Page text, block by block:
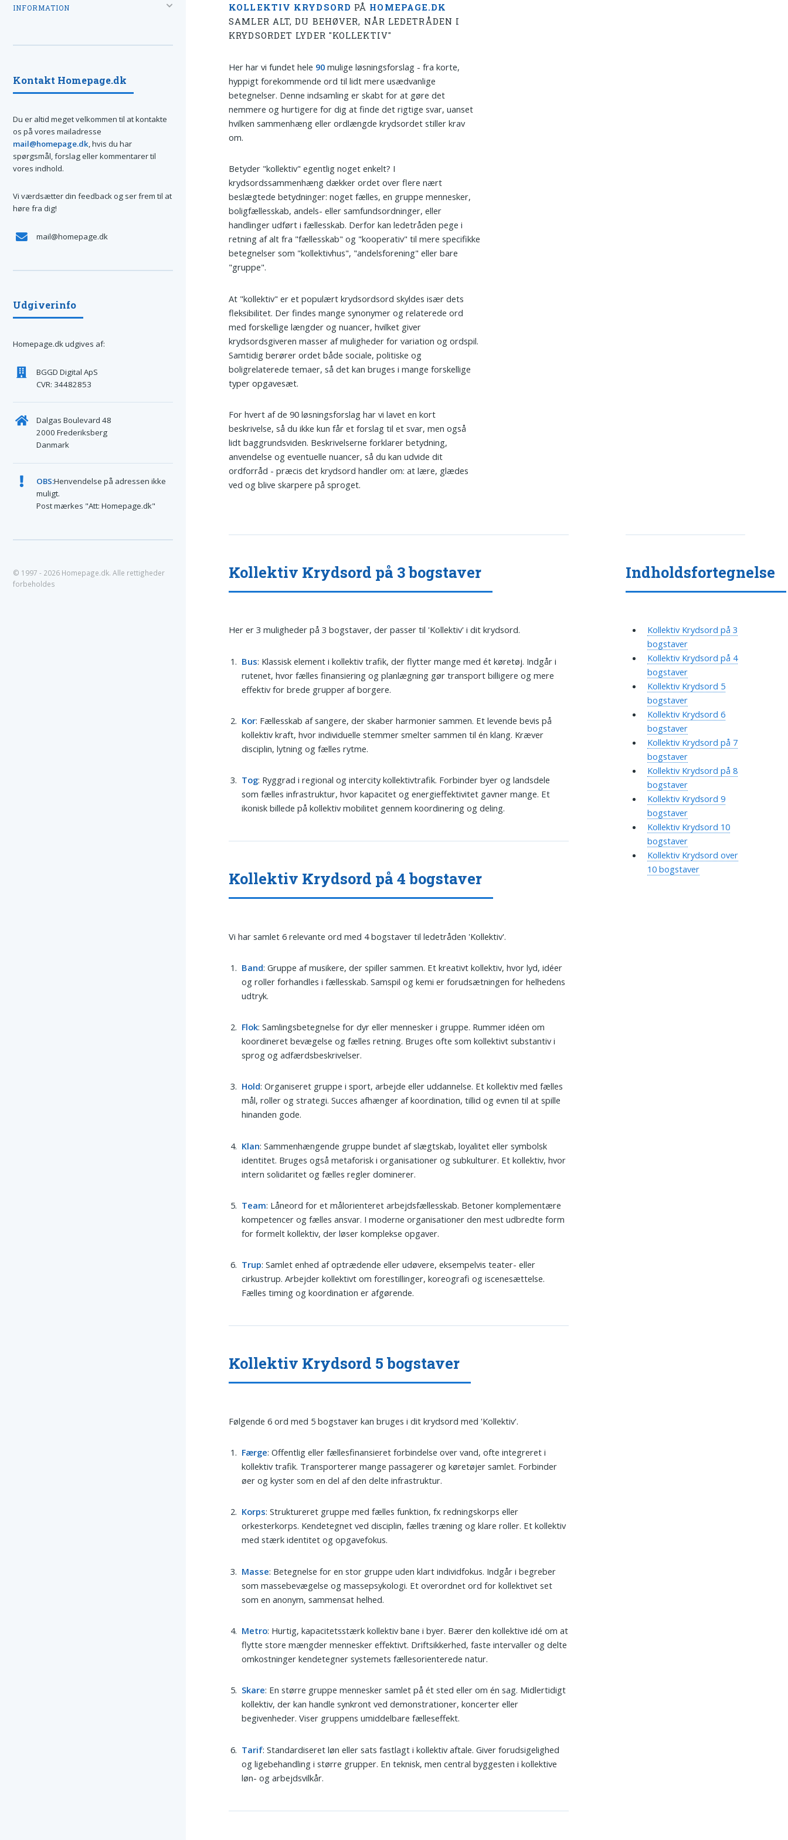
KOLLEKTIV KRYDSORD PÅ HOMEPAGE.DK
SAMLER ALT, DU BEHØVER, NÅR LEDETRÅDEN I
KRYDSORDET LYDER "KOLLEKTIV"
Her har vi fundet hele 90 mulige løsningsforslag - fra korte,
hyppigt forekommende ord til lidt mere usædvanlige
betegnelser. Denne indsamling er skabt for at gøre det
nemmere og hurtigere for dig at finde det rigtige svar, uanset
hvilken sammenhæng eller ordlængde krydsordet stiller krav
om.
Betyder "kollektiv" egentlig noget enkelt? I
krydsordssammenhæng dækker ordet over flere nært
beslægtede betydninger: noget fælles, en gruppe mennesker,
boligfællesskab, andels- eller samfundsordninger, eller
handlinger udført i fællesskab. Derfor kan ledetråden pege i
retning af alt fra "fællesskab" og "kooperativ" til mere specifikke
betegnelser som "kollektivhus", "andelsforening" eller bare
"gruppe".
At "kollektiv" er et populært krydsordsord skyldes især dets
fleksibilitet. Der findes mange synonymer og relaterede ord
med forskellige længder og nuancer, hvilket giver
krydsordsgiveren masser af muligheder for variation og ordspil.
Samtidig berører ordet både sociale, politiske og
boligrelaterede temaer, så det kan bruges i mange forskellige
typer opgavesæt.
For hvert af de 90 løsningsforslag har vi lavet en kort
beskrivelse, så du ikke kun får et forslag til et svar, men også
lidt baggrundsviden. Beskrivelserne forklarer betydning,
anvendelse og eventuelle nuancer, så du kan udvide dit
ordforråd - præcis det krydsord handler om: at lære, glædes
ved og blive skarpere på sproget.
Kollektiv Krydsord på 3 bogstaver
Her er 3 muligheder på 3 bogstaver, der passer til 'Kollektiv' i dit krydsord.
Bus: Klassisk element i kollektiv trafik, der flytter mange med ét køretøj. Indgår i
rutenet, hvor fælles finansiering og planlægning gør transport billigere og mere
effektiv for brede grupper af borgere.
Kor: Fællesskab af sangere, der skaber harmonier sammen. Et levende bevis på
kollektiv kraft, hvor individuelle stemmer smelter sammen til én klang. Kræver
disciplin, lytning og fælles rytme.
Tog: Ryggrad i regional og intercity kollektivtrafik. Forbinder byer og landsdele
som fælles infrastruktur, hvor kapacitet og energieffektivitet gavner mange. Et
ikonisk billede på kollektiv mobilitet gennem koordinering og deling.
Kollektiv Krydsord på 4 bogstaver
Vi har samlet 6 relevante ord med 4 bogstaver til ledetråden 'Kollektiv'.
Band: Gruppe af musikere, der spiller sammen. Et kreativt kollektiv, hvor lyd, idéer
og roller forhandles i fællesskab. Samspil og kemi er forudsætningen for helhedens
udtryk.
Flok: Samlingsbetegnelse for dyr eller mennesker i gruppe. Rummer idéen om
koordineret bevægelse og fælles retning. Bruges ofte som kollektivt substantiv i
sprog og adfærdsbeskrivelser.
Hold: Organiseret gruppe i sport, arbejde eller uddannelse. Et kollektiv med fælles
mål, roller og strategi. Succes afhænger af koordination, tillid og evnen til at spille
hinanden gode.
Klan: Sammenhængende gruppe bundet af slægtskab, loyalitet eller symbolsk
identitet. Bruges også metaforisk i organisationer og subkulturer. Et kollektiv, hvor
intern solidaritet og fælles regler dominerer.
Team: Låneord for et målorienteret arbejdsfællesskab. Betoner komplementære
kompetencer og fælles ansvar. I moderne organisationer den mest udbredte form
for formelt kollektiv, der løser komplekse opgaver.
Trup: Samlet enhed af optrædende eller udøvere, eksempelvis teater- eller
cirkustrup. Arbejder kollektivt om forestillinger, koreografi og iscenesættelse.
Fælles timing og koordination er afgørende.
Kollektiv Krydsord 5 bogstaver
Følgende 6 ord med 5 bogstaver kan bruges i dit krydsord med 'Kollektiv'.
Færge: Offentlig eller fællesfinansieret forbindelse over vand, ofte integreret i
kollektiv trafik. Transporterer mange passagerer og køretøjer samlet. Forbinder
øer og kyster som en del af den delte infrastruktur.
Korps: Struktureret gruppe med fælles funktion, fx redningskorps eller
orkesterkorps. Kendetegnet ved disciplin, fælles træning og klare roller. Et kollektiv
med stærk identitet og opgavefokus.
Masse: Betegnelse for en stor gruppe uden klart individfokus. Indgår i begreber
som massebevægelse og massepsykologi. Et overordnet ord for kollektivet set
som en anonym, sammensat helhed.
Metro: Hurtig, kapacitetsstærk kollektiv bane i byer. Bærer den kollektive idé om at
flytte store mængder mennesker effektivt. Driftsikkerhed, faste intervaller og delte
omkostninger kendetegner systemets fællesorienterede natur.
Skare: En større gruppe mennesker samlet på ét sted eller om én sag. Midlertidigt
kollektiv, der kan handle synkront ved demonstrationer, koncerter eller
begivenheder. Viser gruppens umiddelbare fælleseffekt.
Tarif: Standardiseret løn eller sats fastlagt i kollektiv aftale. Giver forudsigelighed
og ligebehandling i større grupper. En teknisk, men central byggesten i kollektive
løn- og arbejdsvilkår.
Indholdsfortegnelse
Kollektiv Krydsord på 3
bogstaver
Kollektiv Krydsord på 4
bogstaver
Kollektiv Krydsord 5
bogstaver
Kollektiv Krydsord 6
bogstaver
Kollektiv Krydsord på 7
bogstaver
Kollektiv Krydsord på 8
bogstaver
Kollektiv Krydsord 9
bogstaver
Kollektiv Krydsord 10
bogstaver
Kollektiv Krydsord over
10 bogstaver
INFORMATION
Kontakt Homepage.dk
Du er altid meget velkommen til at kontakte
os på vores mailadresse
mail@homepage.dk, hvis du har
spørgsmål, forslag eller kommentarer til
vores indhold.
Vi værdsætter din feedback og ser frem til at
høre fra dig!
mail@homepage.dk
Udgiverinfo
Homepage.dk udgives af:
BGGD Digital ApS
CVR: 34482853
Dalgas Boulevard 48
2000 Frederiksberg
Danmark
OBS:Henvendelse på adressen ikke
muligt.
Post mærkes "Att: Homepage.dk"
© 1997 - 2026 Homepage.dk. Alle rettigheder
forbeholdes